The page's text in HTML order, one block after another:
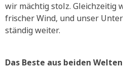
wir mächtig stolz. Gleichzeitig
frischer Wind, und unser
ständig weiter.
Das Beste aus beiden Welten